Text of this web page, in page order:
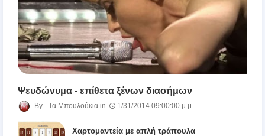
Ψευδώνυμα - επίθετα ξένων διασήμων
Τα Μπουλούκια 1/31/2014 09:00:00 μ.μ.
Χαρτομαντεία με απλή τράπουλα